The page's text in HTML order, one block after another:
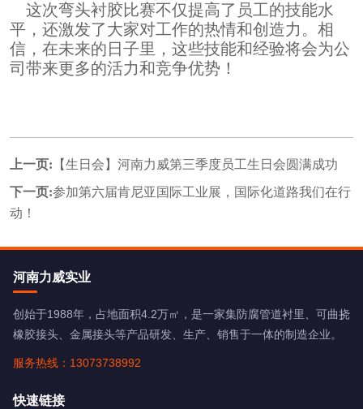
这次弯头衬胶比赛不仅提高了员工的技能水
平，还激发了大家对工作的热情和创造力。相
信，在未来的日子里，这些技能和经验将会为公
司带来更多的活力和竞争优势！
上一页: 【生日会】河南力威第三季度员工生日会圆满成功
下一页:参加第六届肯尼亚国际工业展，国际化道路我们在行
动！
河南力威实业
创始于1988年，占地面积4.2万㎡，是一家集防腐管道衬里、可曲挠
橡胶接头、金属接头等产品研发、生产、销售于一体的制造企业。
服务热线：13073738992
快速链接